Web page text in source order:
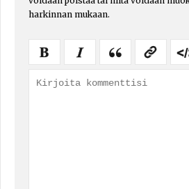
harkinnan mukaan.